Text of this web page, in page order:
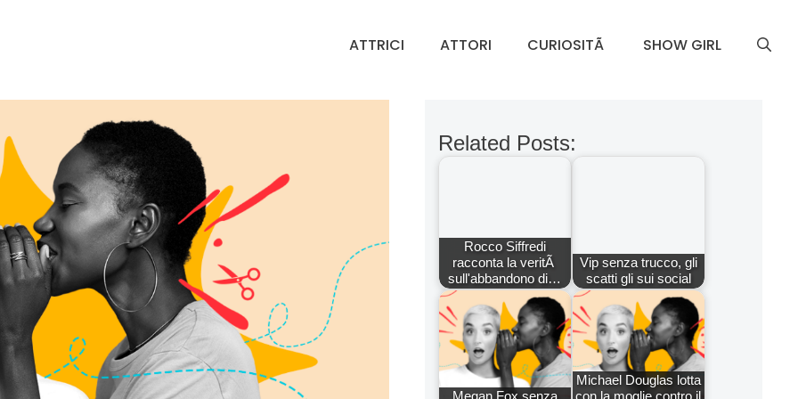
ATTRICI ATTORI CURIOSITÃ SHOW GIRL
Related Posts:
Rocco Siffredi
racconta la veritÃ
sull'abbandono di…
Vip senza trucco, gli
scatti gli sui social
Michael Douglas lotta